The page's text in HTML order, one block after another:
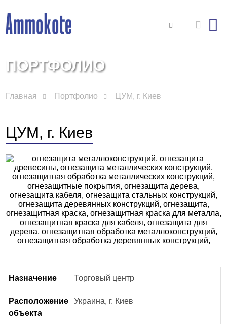
ПОРТФОЛИО
Главная Портфолио ЦУМ, г. Киев
ЦУМ, г. Киев
Назначение Торговый центр
Расположение
объекта
Украина, г. Киев